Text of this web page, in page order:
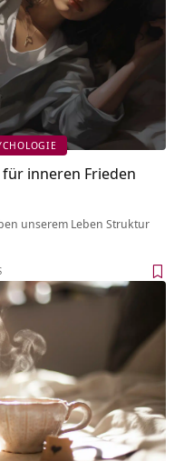
inneren Frieden
unserem Leben Struktur